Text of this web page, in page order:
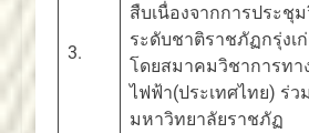
3.
สืบเนื่องจากการประชุ
ระดับชาติราชภัฏกรุ่งเ
โดยสมาคมวิชาการทา
ไฟฟ้า(ประเทศไทย) ร่ว
มหาวิทยาลัยราชภัฏ